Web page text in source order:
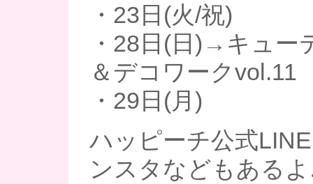
・23日(火/祝)
・28日(日)→キュー
＆デコワークvol.11
・29日(月)
ハッピーチ公式
ンスタなどもある